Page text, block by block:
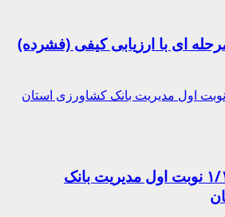
ای با ارزیابی کیفی (فشرده)
آگـهـی مـزایـده ۱/۱۴۰۳ نوبت اول مدیریت بانک کشاورزی استان
آگـهـی مـزایـده ۱/۱۴۰۳ نوبت اول مدیریت بانک